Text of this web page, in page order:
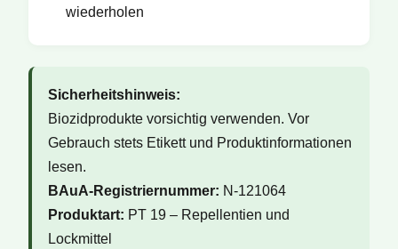
wiederholen
Sicherheitshinweis:
Biozidprodukte vorsichtig verwenden. Vor
Gebrauch stets Etikett und Produktinformationen
lesen.
BAuA-Registriernummer: N-121064
Produktart: PT 19 – Repellentien und
Lockmittel